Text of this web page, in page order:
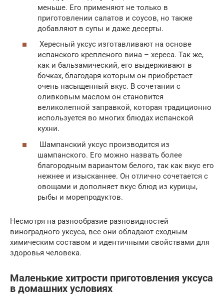
меньше. Его применяют не только в
приготовлении салатов и соусов, но также
добавляют в супы и даже десерты.
Хересный уксус изготавливают на основе
испанского крепленого вина – хереса. Так же,
как и бальзамический, его выдерживают в
бочках, благодаря которым он приобретает
очень насыщенный вкус. В сочетании с
оливковым маслом он становится
великолепной заправкой, которая традиционно
используется во многих блюдах испанской
кухни.
Шампанский уксус производится из
шампанского. Его можно назвать более
благородным вариантом белого, так как вкус его
нежнее и изысканнее. Он отлично сочетается с
овощами и дополняет вкус блюд из курицы,
рыбы и морепродуктов.
Несмотря на разнообразие разновидностей
виноградного уксуса, все они обладают сходным
химическим составом и идентичными свойствами для
здоровья человека.
Маленькие хитрости приготовления уксуса
в домашних условиях